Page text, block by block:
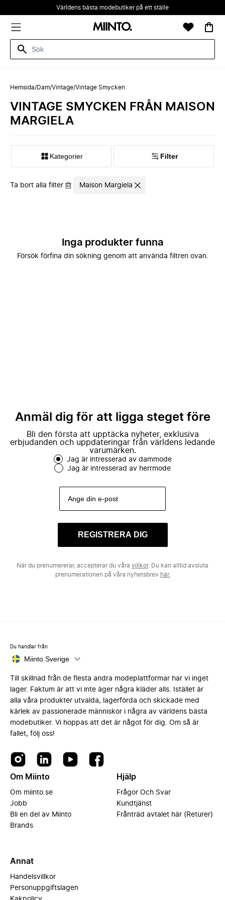
Världens bästa modebutiker på ett ställe
Hemsida/Dam/Vintage/Vintage Smycken
VINTAGE SMYCKEN FRÅN MAISON
MARGIELA
Kategorier Filter
Ta bort alla filter Maison Margiela
Inga produkter funna
Försök förfina din sökning genom att använda filtren ovan.
Anmäl dig för att ligga steget före
Bli den första att upptäcka nyheter, exklusiva
erbjudanden och uppdateringar från världens ledande
varumärken.
Jag är intresserad av dammode
Jag är intresserad av herrmode
REGISTRERA DIG
När du prenumererar, accepterar du våra villkor. Du kan alltid avsluta
prenumerationen på våra nyhetsbrev här.
Du handlar från
Miinto Sverige
Till skillnad från de flesta andra modeplattformar har vi inget
lager. Faktum är att vi inte äger några kläder alls. Istället är
alla våra produkter utvalda, lagerförda och skickade med
kärlek av passionerade människor i några av världens bästa
modebutiker. Vi hoppas att det är något för dig. Om så är
fallet, följ oss!
Om Miinto
Om miinto.se
Jobb
Bli en del av Miinto
Brands
Hjälp
Frågor Och Svar
Kundtjänst
Frånträd avtalet här (Returer)
Annat
Handelsvillkor
Personuppgiftslagen